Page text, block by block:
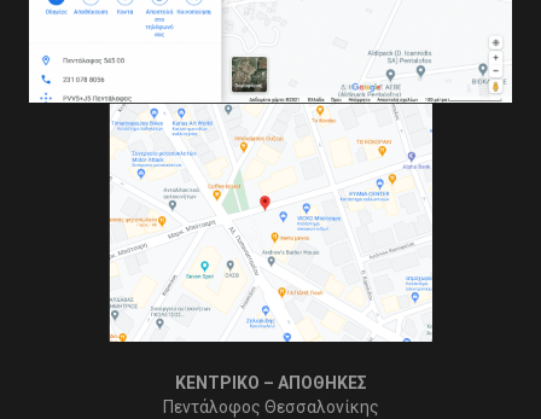
ΚΕΝΤΡΙΚΟ – ΑΠΟΘΗΚΕΣ
Πεντάλοφος Θεσσαλονίκης